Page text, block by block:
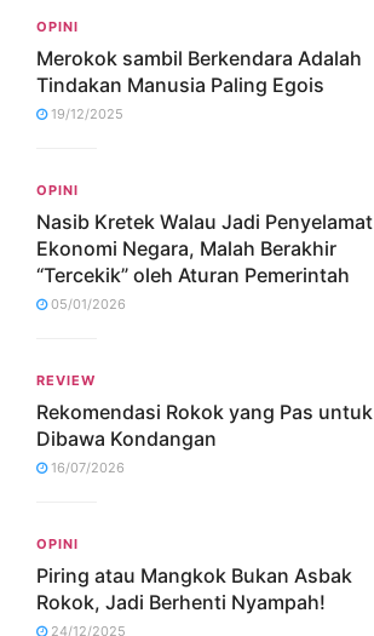
OPINI
Merokok sambil Berkendara Adalah
Tindakan Manusia Paling Egois
19/12/2025
OPINI
Nasib Kretek Walau Jadi Penyelamat
Ekonomi Negara, Malah Berakhir
“Tercekik” oleh Aturan Pemerintah
05/01/2026
REVIEW
Rekomendasi Rokok yang Pas untuk
Dibawa Kondangan
16/07/2026
OPINI
Piring atau Mangkok Bukan Asbak
Rokok, Jadi Berhenti Nyampah!
24/12/2025